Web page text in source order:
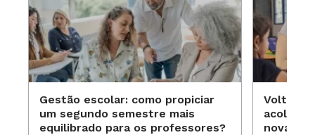
Gestão escolar: como propiciar
um segundo semestre mais
equilibrado para os professores?
Volta às
novas